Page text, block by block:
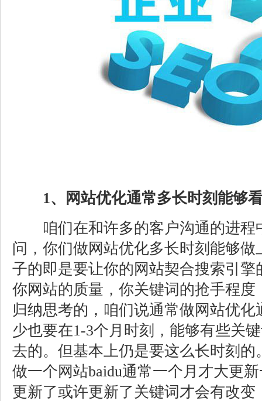
1、 网站优化通常多长时刻能够
咱们在和许多的客户沟通的进程
问，你们做网站优化多长时刻能够
子的即是要让你的网站契合搜索引
你网站的质量，你关键词的抢手程
归纳思考的，咱们说通常做网站优
少也要在1-3个月时刻，能够有些关
去的。但基本上仍是要这么长时刻
做一个网站baidu通常一个月才大更
更新了或许更新了关键词才会有改